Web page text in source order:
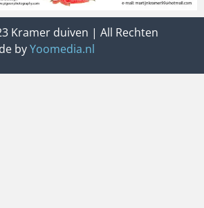
Kramer duiven | All Rechten
byYoomedia.nl